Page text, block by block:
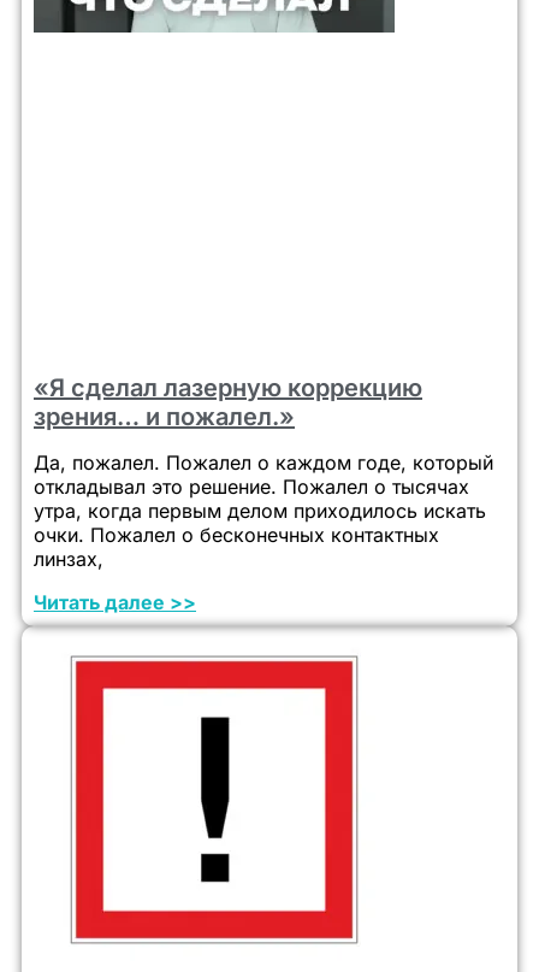
«Я сделал лазерную коррекцию
зрения… и пожалел.»
Да, пожалел. Пожалел о каждом годе, который
откладывал это решение. Пожалел о тысячах
утра, когда первым делом приходилось искать
очки. Пожалел о бесконечных контактных
линзах,
Читать далее >>